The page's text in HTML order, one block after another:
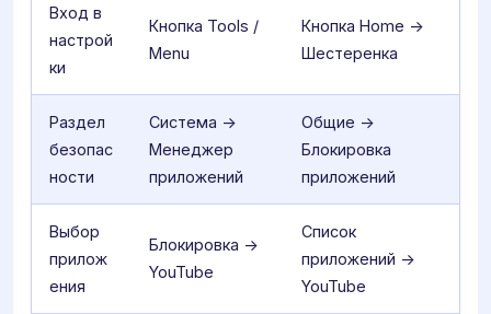
Вход в
настрой
ки
Кнопка Tools /
Menu
Кнопка Home ->
Шестеренка
Раздел
безопас
ности
Система ->
Менеджер
приложений
Общие ->
Блокировка
приложений
Выбор
прилож
ения
Блокировка ->
YouTube
Список
приложений ->
YouTube